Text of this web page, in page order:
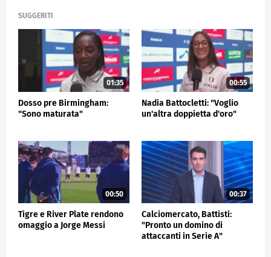
SUGGERITI
01:35
Dosso pre Birmingham:
"Sono maturata"
00:55
Nadia Battocletti: "Voglio
un'altra doppietta d'oro"
00:50
Tigre e River Plate rendono
omaggio a Jorge Messi
00:37
Calciomercato, Battisti:
"Pronto un domino di
attaccanti in Serie A"